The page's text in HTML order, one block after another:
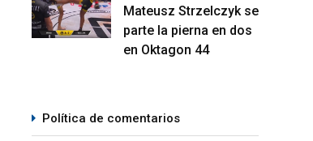
Mateusz Strzelczyk se
parte la pierna en dos
en Oktagon 44
Política de comentarios